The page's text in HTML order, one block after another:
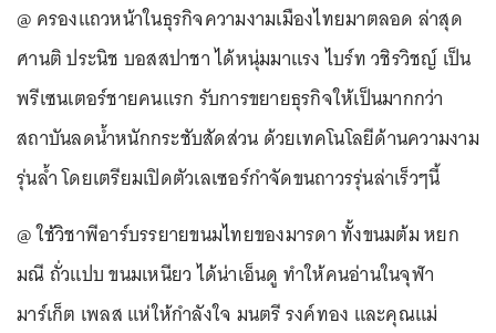
@ ครองแถวหน้าในธุรกิจความงามเมืองไทยมาตลอด ล่าสุด
ศานติ ประนิช บอสสปาชา ได้หนุ่มมาแรง ไบร์ท วชิรวิชญ์ เป็น
พรีเซนเตอร์ชายคนแรก รับการขยายธุรกิจให้เป็นมากกว่า
สถาบันลดน้ำหนักกระชับสัดส่วน ด้วยเทคโนโลยีด้านความงาม
รุ่นล้ำ โดยเตรียมเปิดตัวเลเซอร์กำจัดขนถาวรรุ่นล่าเร็วๆนี้
@ ใช้วิชาพีอาร์บรรยายขนมไทยของมารดา ทั้งขนมต้ม หยก
มณี ถั่วแปบ ขนมเหนียว ได้น่าเอ็นดู ทำให้คนอ่านในจุฬา
มาร์เก็ต เพลส แห่ให้กำลังใจ มนตรี รงค์ทอง และคุณแม่